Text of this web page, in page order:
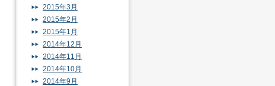
2015年3月
2015年2月
2015年1月
2014年12月
2014年11月
2014年10月
2014年9月